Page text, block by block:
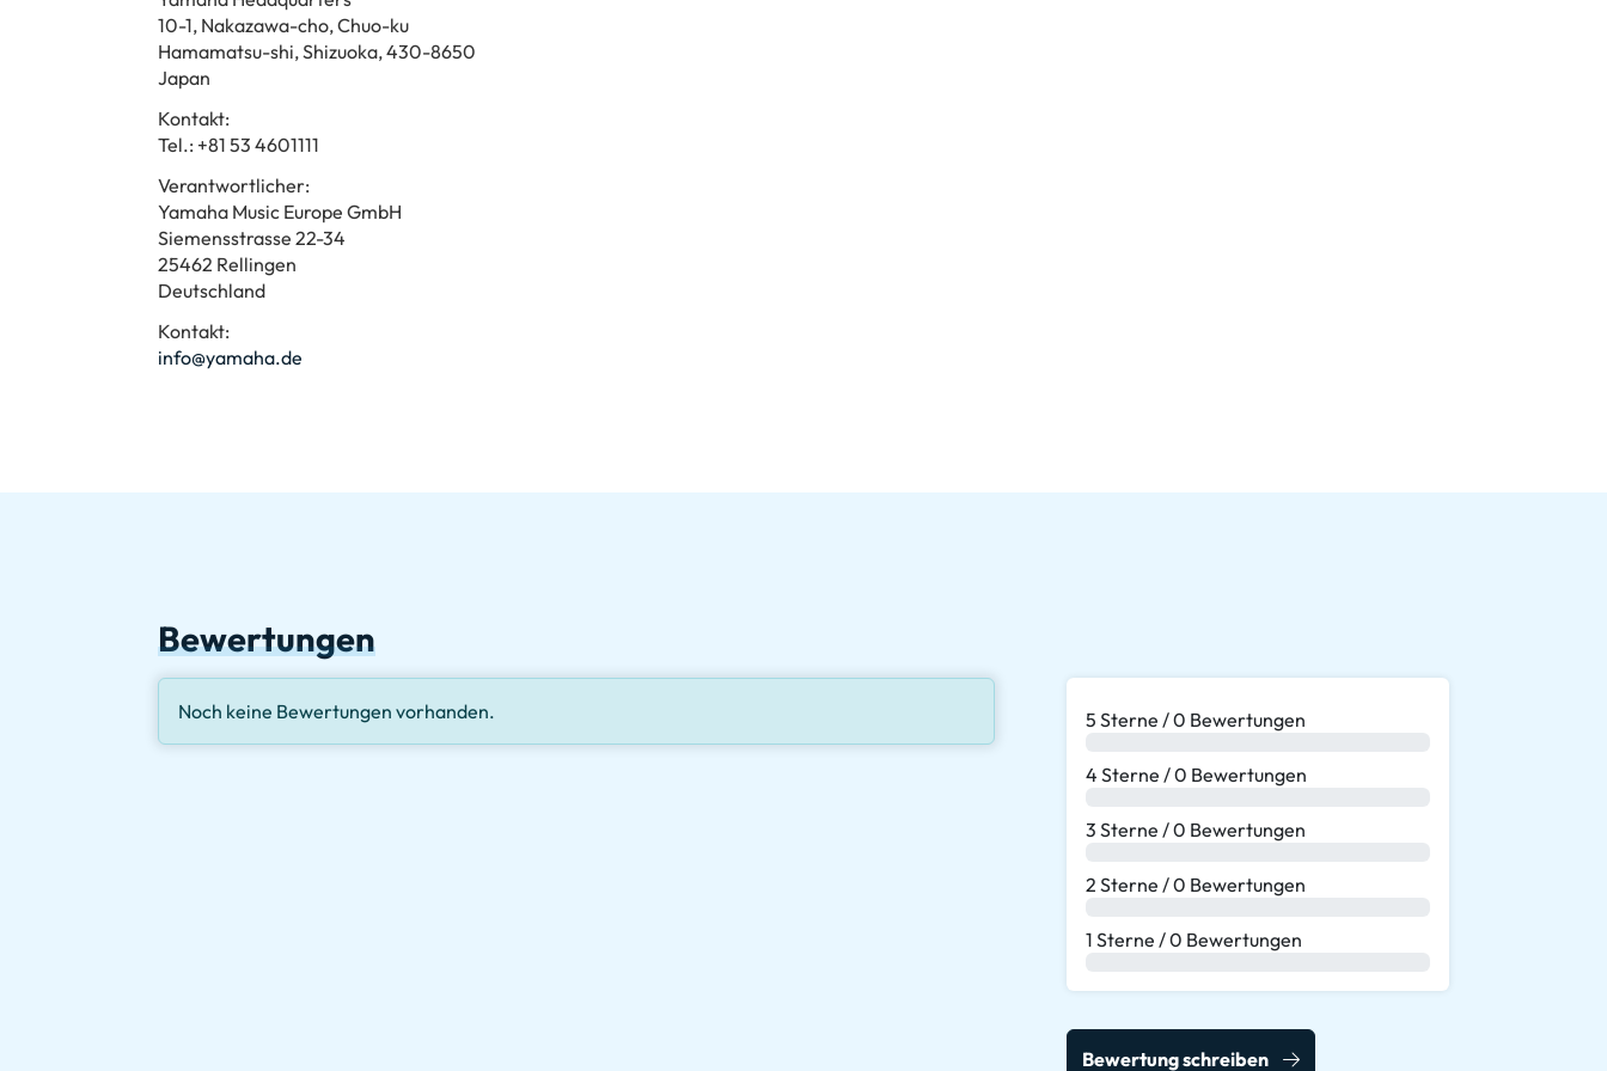
10-1, Nakazawa-cho, Chuo-ku
Hamamatsu-shi, Shizuoka, 430-8650
Japan
Kontakt:
Tel.: +81 53 4601111
Verantwortlicher:
Yamaha Music Europe GmbH
Siemensstrasse 22-34
25462 Rellingen
Deutschland
Kontakt:
info@yamaha.de
Bewertungen
5 Sterne / 0 Bewertungen
4 Sterne / 0 Bewertungen
3 Sterne / 0 Bewertungen
2 Sterne / 0 Bewertungen
1 Sterne / 0 Bewertungen
Bewertung schreiben
Noch keine Bewertungen vorhanden.